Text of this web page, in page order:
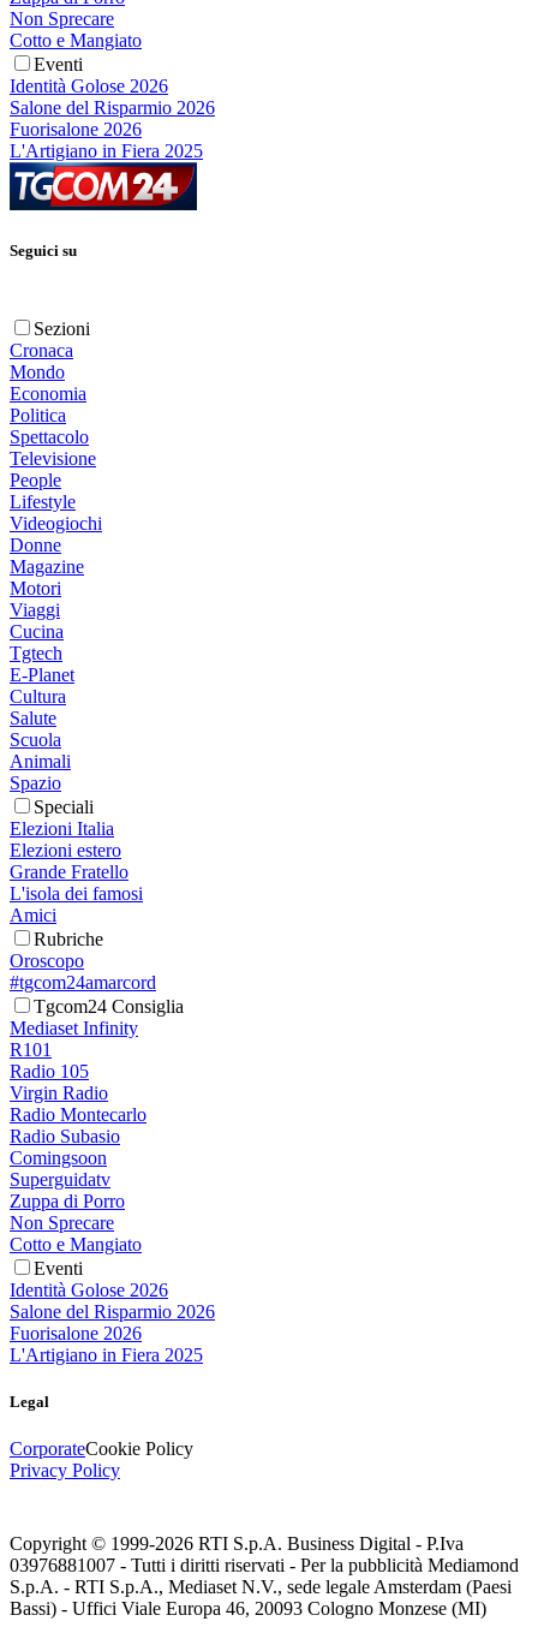
Non Sprecare
Cotto e Mangiato
Eventi
Identità Golose 2026
Salone del Risparmio 2026
Fuorisalone 2026
L'Artigiano in Fiera 2025
Seguici su
Sezioni
Cronaca
Mondo
Economia
Politica
Spettacolo
Televisione
People
Lifestyle
Videogiochi
Donne
Magazine
Motori
Viaggi
Cucina
Tgtech
E-Planet
Cultura
Salute
Scuola
Animali
Spazio
Speciali
Elezioni Italia
Elezioni estero
Grande Fratello
L'isola dei famosi
Amici
Rubriche
Oroscopo
#tgcom24amarcord
Tgcom24 Consiglia
Mediaset Infinity
R101
Radio 105
Virgin Radio
Radio Montecarlo
Radio Subasio
Comingsoon
Superguidatv
Zuppa di Porro
Non Sprecare
Cotto e Mangiato
Eventi
Identità Golose 2026
Salone del Risparmio 2026
Fuorisalone 2026
L'Artigiano in Fiera 2025
Legal
CorporateCookie Policy
Privacy Policy
Copyright © 1999-2026 RTI S.p.A. Business Digital - P.Iva
03976881007 - Tutti i diritti riservati - Per la pubblicità Mediamond
S.p.A. - RTI S.p.A., Mediaset N.V., sede legale Amsterdam (Paesi
Bassi) - Uffici Viale Europa 46, 20093 Cologno Monzese (MI)